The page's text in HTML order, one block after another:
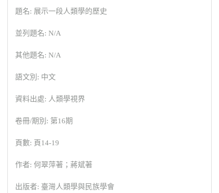
題名: 展示一段人類學的歷史
並列題名: N/A
其他題名: N/A
語文別: 中文
資料出處: 人類學視界
卷冊/期別: 第16期
頁數: 頁14-19
作者: 何翠萍著；蔣斌著
出版者: 臺灣人類學與民族學會